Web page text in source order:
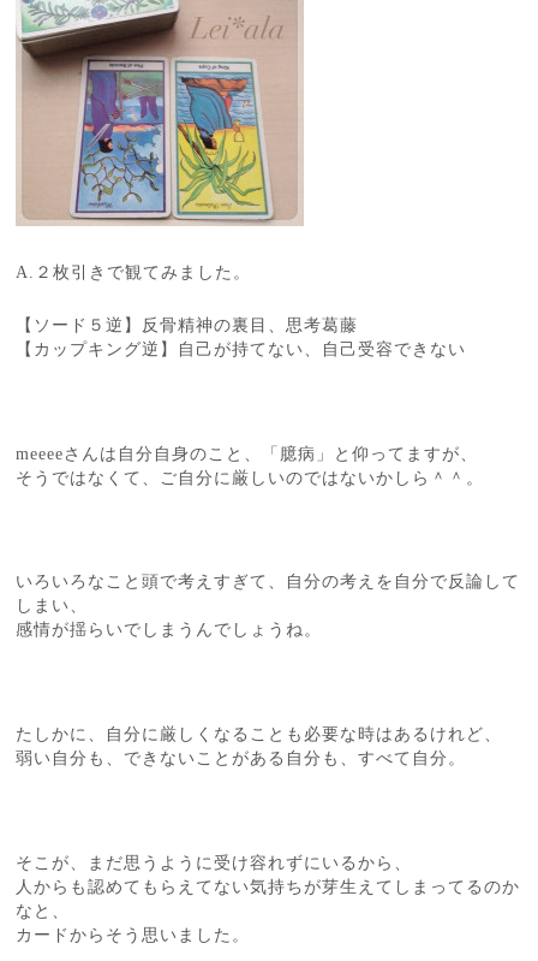
A.２枚引きで観てみました。
【ソード５逆】反骨精神の裏目、思考葛藤
【カップキング逆】自己が持てない、自己受容できない
meeeeさんは自分自身のこと、「臆病」と仰ってますが、
そうではなくて、ご自分に厳しいのではないかしら＾＾。
いろいろなこと頭で考えすぎて、自分の考えを自分で反論して
しまい、
感情が揺らいでしまうんでしょうね。
たしかに、自分に厳しくなることも必要な時はあるけれど、
弱い自分も、できないことがある自分も、すべて自分。
そこが、まだ思うように受け容れずにいるから、
人からも認めてもらえてない気持ちが芽生えてしまってるのか
なと、
カードからそう思いました。